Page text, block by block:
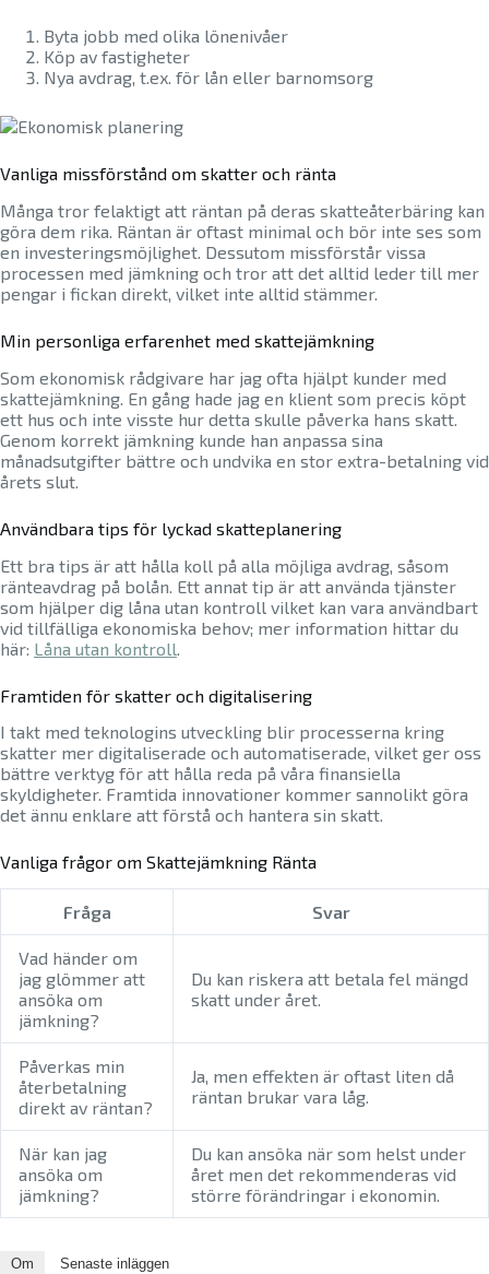
Byta jobb med olika lönenivåer
Köp av fastigheter
Nya avdrag, t.ex. för lån eller barnomsorg
Vanliga missförstånd om skatter och ränta
Många tror felaktigt att räntan på deras skatteåterbäring kan
göra dem rika. Räntan är oftast minimal och bör inte ses som
en investeringsmöjlighet. Dessutom missförstår vissa
processen med jämkning och tror att det alltid leder till mer
pengar i fickan direkt, vilket inte alltid stämmer.
Min personliga erfarenhet med skattejämkning
Som ekonomisk rådgivare har jag ofta hjälpt kunder med
skattejämkning. En gång hade jag en klient som precis köpt
ett hus och inte visste hur detta skulle påverka hans skatt.
Genom korrekt jämkning kunde han anpassa sina
månadsutgifter bättre och undvika en stor extra-betalning vid
årets slut.
Användbara tips för lyckad skatteplanering
Ett bra tips är att hålla koll på alla möjliga avdrag, såsom
ränteavdrag på bolån. Ett annat tip är att använda tjänster
som hjälper dig låna utan kontroll vilket kan vara användbart
vid tillfälliga ekonomiska behov; mer information hittar du
här: Låna utan kontroll
Framtiden för skatter och digitalisering
I takt med teknologins utveckling blir processerna kring
skatter mer digitaliserade och automatiserade, vilket ger oss
bättre verktyg för att hålla reda på våra finansiella
skyldigheter. Framtida innovationer kommer sannolikt göra
det ännu enklare att förstå och hantera sin skatt.
Vanliga frågor om Skattejämkning Ränta
Fråga Svar
Vad händer om
jag glömmer att
ansöka om
jämkning?
Du kan riskera att betala fel mängd
skatt under året.
Påverkas min
återbetalning
direkt av räntan?
Ja, men effekten är oftast liten då
räntan brukar vara låg.
När kan jag
ansöka om
jämkning?
Du kan ansöka när som helst under
året men det rekommenderas vid
större förändringar i ekonomin.
Om Senaste inläggen